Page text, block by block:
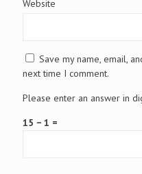
Website
Save my name, email,
next time I comment.
Please enter an answer in
15 − 1 =